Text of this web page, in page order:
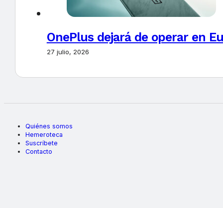
OnePlus dejará de operar en
27 julio, 2026
Quiénes somos
Hemeroteca
Suscríbete
Contacto